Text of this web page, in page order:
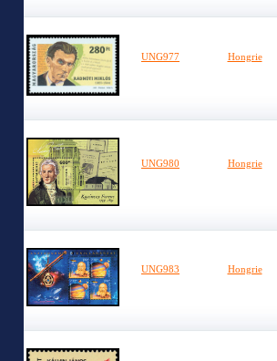
UNG977 Hongrie
UNG980 Hongrie
UNG983 Hongrie